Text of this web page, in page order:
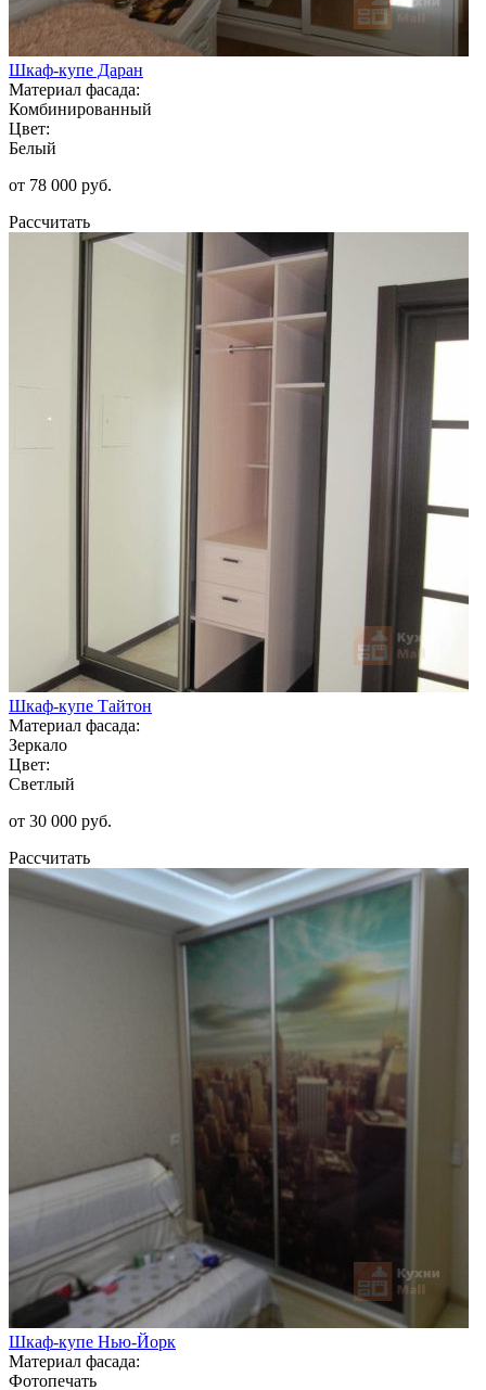
Шкаф-купе Даран
Материал фасада:
Комбинированный
Цвет:
Белый
от 78 000 руб.
Рассчитать
Шкаф-купе Тайтон
Материал фасада:
Зеркало
Цвет:
Светлый
от 30 000 руб.
Рассчитать
Шкаф-купе Нью-Йорк
Материал фасада:
Фотопечать